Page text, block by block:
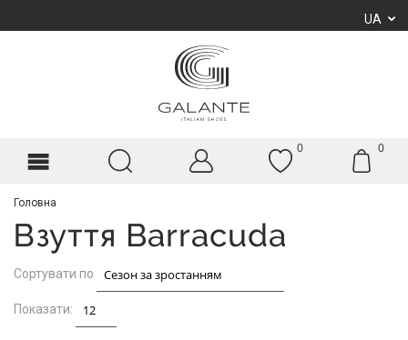
UA
0 0
Головна
Взуття Barracuda
Сортувати по
Показати: